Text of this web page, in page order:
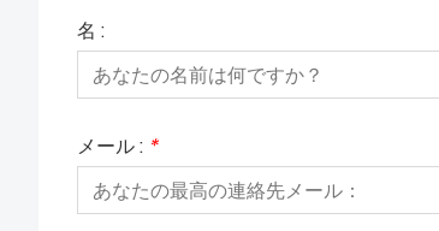
名 :
メール : *